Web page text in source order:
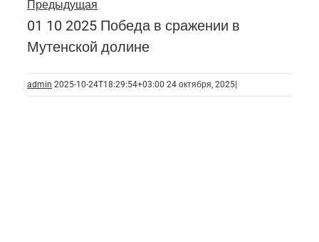
Предыдущая
01 10 2025 Победа в сражении в
Мутенской долине
admin 2025-10-24T18:29:54+03:00 24 октября, 2025